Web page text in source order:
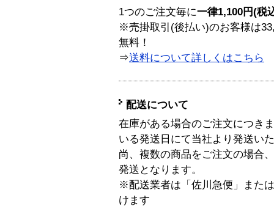
1つのご注文毎に一律1,100円(税
※売掛取引(後払い)のお客様は
無料！
⇒送料について詳しくはこちら
配送について
在庫がある場合のご注文につき
いる発送日にて当社より発送い
尚、複数の商品をご注文の場合
発送となります。
※配送業者は「佐川急便」また
けます